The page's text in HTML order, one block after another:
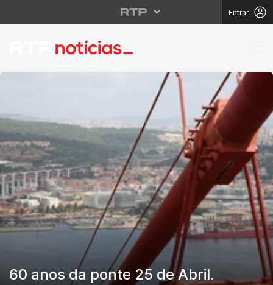
Entrar
RTP Notícias
60 anos da ponte 25 de Abril.